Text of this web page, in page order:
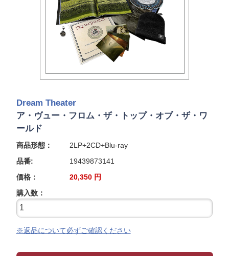
Dream Theater
ア・ヴュー・フロム・ザ・トップ・オブ・ザ・ワ
ールド
商品形態：
2LP+2CD+Blu-ray
品番:
19439873141
価格：
20,350 円
購入数：
※返品について必ずご確認ください